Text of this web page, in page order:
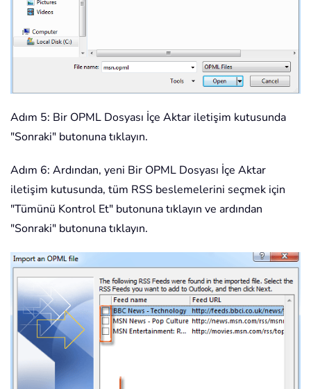
Adım 5: Bir OPML Dosyası İçe Aktar iletişim kutusunda
"Sonraki" butonuna tıklayın.
Adım 6: Ardından, yeni Bir OPML Dosyası İçe Aktar
iletişim kutusunda, tüm RSS beslemelerini seçmek için
"Tümünü Kontrol Et" butonuna tıklayın ve ardından
"Sonraki" butonuna tıklayın.